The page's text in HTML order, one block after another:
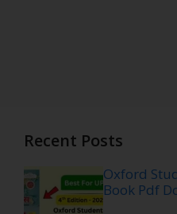
Recent Posts
Oxford
Book Pdf